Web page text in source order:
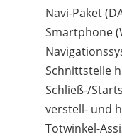
Navi-Paket
Smartphone
Schnittstelle
Schließ-/
verstell- und
Totwinkel-